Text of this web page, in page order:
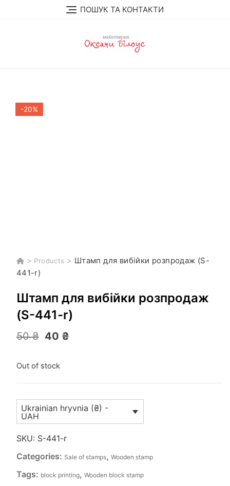
ПОШУК ТА КОНТАКТИ
-20%
> Products > Штамп для вибійки розпродаж (S-
441-r)
Штамп для вибійки розпродаж
(S-441-r)
50₴ Original
50 ₴.
40 ₴
Out of stock
Ukrainian hryvnia (₴) -
UAH
SKU: S-441-r
Categories: Sale of stamps, Wooden stamp
Tags: block printing, Wooden block stamp